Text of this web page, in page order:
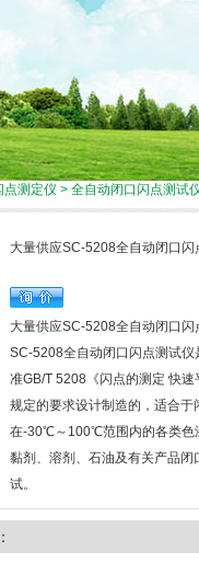
点测定仪 > 全自动闭口闪点测试
大量供应SC-5208全自动闭口闪
大量供应SC-5208全自动闭口闪
SC-5208全自动闭口闪点测试仪
准GB/T 5208《闪点的测定 快速
规定的要求设计制造的，适合于
在-30℃～100℃范围内的各类色
黏剂、溶剂、石油及有关产品闭
试。